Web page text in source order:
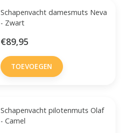
Schapenvacht damesmuts Neva
- Zwart
€89,95
TOEVOEGEN
Schapenvacht pilotenmuts Olaf
- Camel